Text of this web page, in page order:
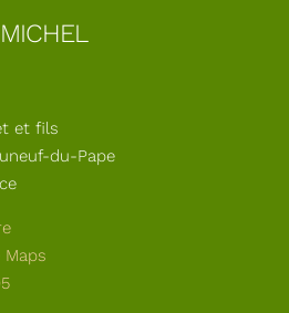
et fils
du-Pape
Maps